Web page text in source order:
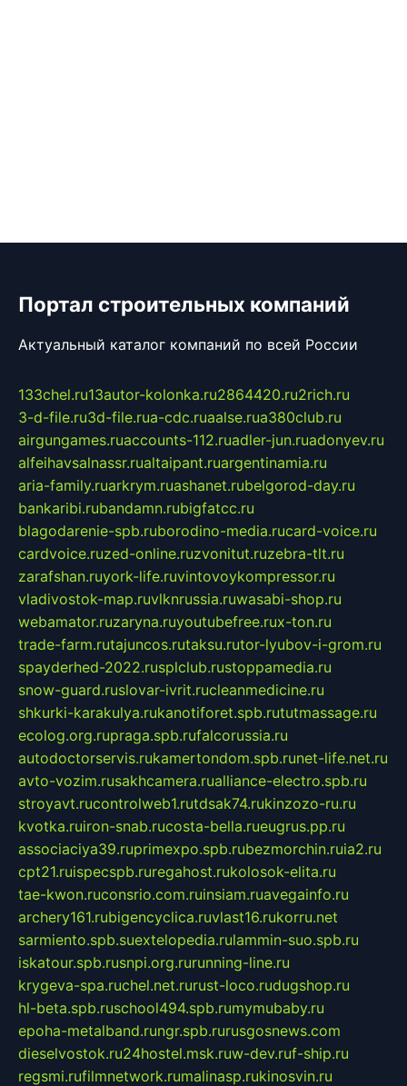
Портал строительных компаний
Актуальный каталог компаний по всей России
133chel.ru13autor-kolonka.ru2864420.ru2rich.ru
3-d-file.ru3d-file.rua-cdc.ruaalse.rua380club.ru
airgungames.ruaccounts-112.ruadler-jun.ruadonyev.ru
alfeihavsalnassr.rualtaipant.ruargentinamia.ru
aria-family.ruarkrym.ruashanet.rubelgorod-day.ru
bankaribi.rubandamn.rubigfatcc.ru
blagodarenie-spb.ruborodino-media.rucard-voice.ru
cardvoice.ruzed-online.ruzvonitut.ruzebra-tlt.ru
zarafshan.ruyork-life.ruvintovoykompressor.ru
vladivostok-map.ruvlknrussia.ruwasabi-shop.ru
webamator.ruzaryna.ruyoutubefree.rux-ton.ru
trade-farm.rutajuncos.rutaksu.rutor-lyubov-i-grom.ru
spayderhed-2022.rusplclub.rustoppamedia.ru
snow-guard.ruslovar-ivrit.rucleanmedicine.ru
shkurki-karakulya.rukanotiforet.spb.rututmassage.ru
ecolog.org.rupraga.spb.rufalcorussia.ru
autodoctorservis.rukamertondom.spb.runet-life.net.ru
avto-vozim.rusakhcamera.rualliance-electro.spb.ru
stroyavt.rucontrolweb1.rutdsak74.rukinzozo-ru.ru
kvotka.ruiron-snab.rucosta-bella.rueugrus.pp.ru
associaciya39.ruprimexpo.spb.rubezmorchin.ruia2.ru
cpt21.ruispecspb.ruregahost.rukolosok-elita.ru
tae-kwon.ruconsrio.com.ruinsiam.ruavegainfo.ru
archery161.rubigencyclica.ruvlast16.rukorru.net
sarmiento.spb.suextelopedia.rulammin-suo.spb.ru
iskatour.spb.rusnpi.org.rurunning-line.ru
krygeva-spa.ruchel.net.rurust-loco.rudugshop.ru
hl-beta.spb.ruschool494.spb.rumymubaby.ru
epoha-metalband.rungr.spb.rurusgosnews.com
dieselvostok.ru24hostel.msk.ruw-dev.ruf-ship.ru
regsmi.rufilmnetwork.rumalinasp.rukinosvin.ru